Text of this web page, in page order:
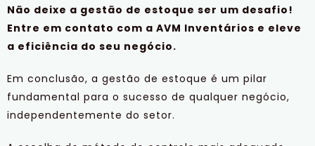
Não deixe a gestão de estoque ser um desafio!
Entre em contato com a AVM Inventários e eleve
a eficiência do seu negócio.
Em conclusão, a gestão de estoque é um pilar
fundamental para o sucesso de qualquer negócio,
independentemente do setor.